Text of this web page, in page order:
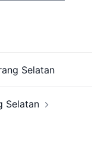
Selatan
Selatan